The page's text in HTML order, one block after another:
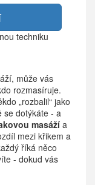
techniku
může vás
rozmasíruje.
„rozbalil“ jako
se dotýkáte - a
masáží a
mezi křikem a
říká něco
- dokud vás